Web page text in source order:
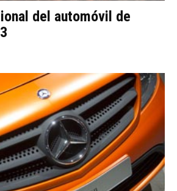
del automóvil de